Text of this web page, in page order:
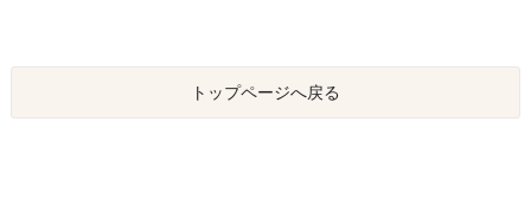
トップページへ戻る